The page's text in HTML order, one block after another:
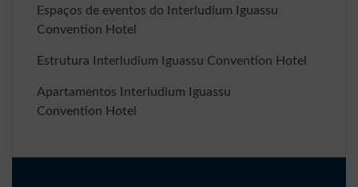
Espaços de eventos do Interludium Iguassu
Convention Hotel
Estrutura Interludium Iguassu Convention Hotel
Apartamentos Interludium Iguassu
Convention Hotel